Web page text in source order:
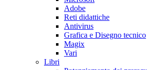
Adobe
Reti didattiche
Antivirus
Grafica e Disegno tecnico
Magix
Vari
Libri